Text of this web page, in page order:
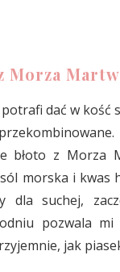
Morza
dać w kość
błoto z Morza
morska i kwas
suchej,
pozwala
jak